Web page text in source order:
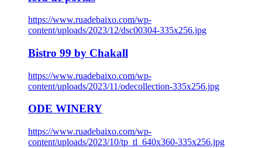
https://www.ruadebaixo.com/wp-
content/uploads/2023/12/dsc00304-335x256.jpg
Bistro 99 by Chakall
https://www.ruadebaixo.com/wp-
content/uploads/2023/11/odecollection-335x256.jpg
ODE WINERY
https://www.ruadebaixo.com/wp-
content/uploads/2023/10/tp_tl_640x360-335x256.jpg